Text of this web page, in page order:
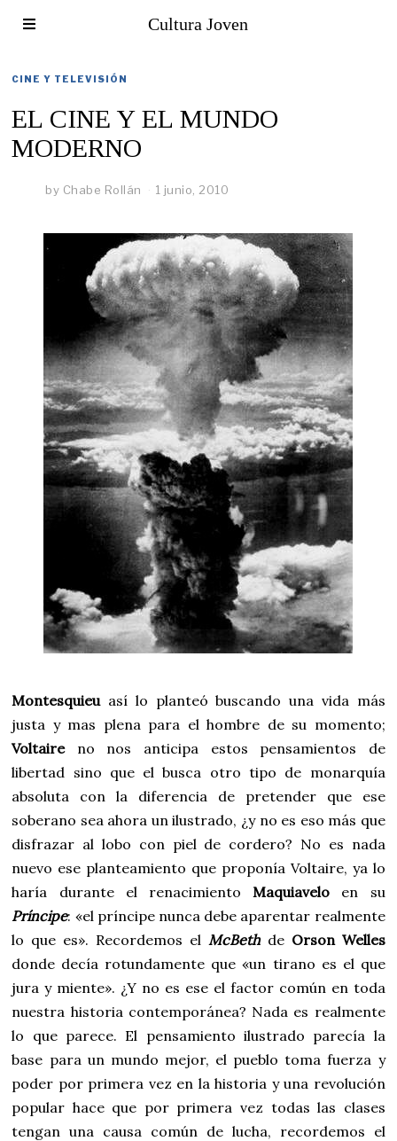
Cultura Joven
CINE Y TELEVISIÓN
EL CINE Y EL MUNDO
MODERNO
by Chabe Rollán 1 junio, 2010
Montesquieu así lo planteó buscando una vida más
justa y mas plena para el hombre de su momento;
Voltaireno nos anticipa estos pensamientos de
libertad sino que el busca otro tipo de monarquía
absoluta con la diferencia de pretender que ese
soberano sea ahora un ilustrado, ¿y no es eso más que
disfrazar al lobo con piel de cordero? No es nada
nuevo ese planteamiento que proponía Voltaire, ya lo
haría durante el renacimiento Maquiavelo en su
Príncipe: «el príncipe nunca debe aparentar realmente
lo que es». Recordemos el McBethdeOrson Welles
donde decía rotundamente que «un tirano es el que
jura y miente». ¿Y no es ese el factor común en toda
nuestra historia contemporánea? Nada es realmente
lo que parece. El pensamiento ilustrado parecía la
base para un mundo mejor, el pueblo toma fuerza y
poder por primera vez en la historia y una revolución
popular hace que por primera vez todas las clases
tengan una causa común de lucha, recordemos el